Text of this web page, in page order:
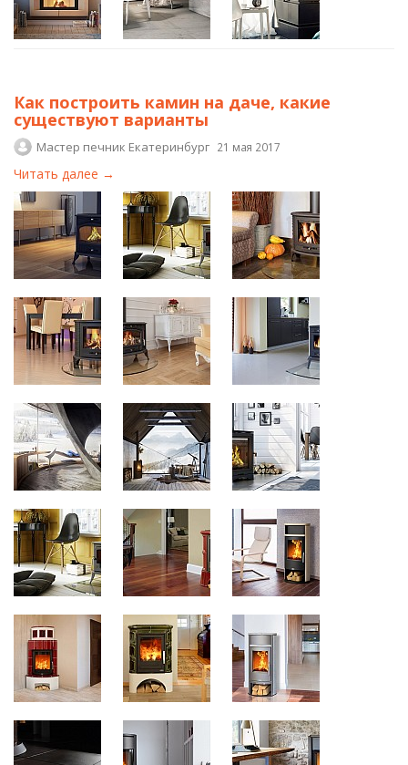
Как построить камин на даче, какие
существуют варианты
Мастер печник Екатеринбург 21 мая 2017
Читать далее →